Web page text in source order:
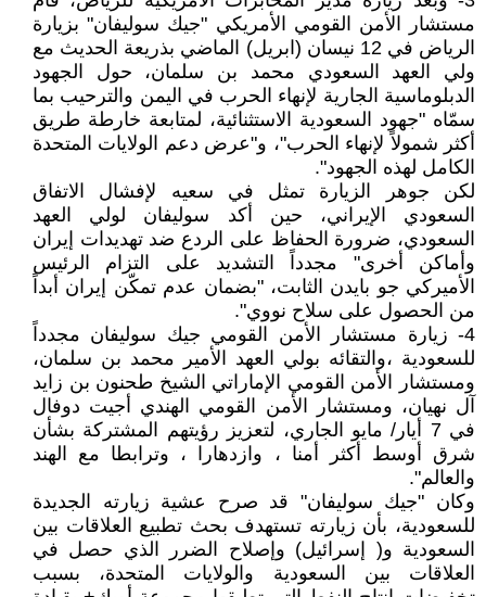
مستشار الأمن القومي الأمريكي "جيك سوليفان" بزيارة
الرياض في 12 نيسان (ابريل) الماضي بذريعة الحديث مع
ولي العهد السعودي محمد بن سلمان، حول الجهود
الدبلوماسية الجارية لإنهاء الحرب في اليمن والترحيب بما
سمّاه "جهود السعودية الاستثنائية، لمتابعة خارطة طريق
أكثر شمولاً لإنهاء الحرب"، و"عرض دعم الولايات المتحدة
الكامل لهذه الجهود".
لكن جوهر الزيارة تمثل في سعيه لإفشال الاتفاق
السعودي الإيراني، حين أكد سوليفان لولي العهد
السعودي، ضرورة الحفاظ على الردع ضد تهديدات إيران
وأماكن أخرى" مجدداً التشديد على التزام الرئيس
الأميركي جو بايدن الثابت، "بضمان عدم تمكّن إيران أبداً
من الحصول على سلاح نووي".
4- زيارة مستشار الأمن القومي جيك سوليفان مجدداً
للسعودية ،والتقائه بولي العهد الأمير محمد بن سلمان،
ومستشار الأمن القومي الإماراتي الشيخ طحنون بن زايد
آل نهيان، ومستشار الأمن القومي الهندي أجيت دوفال
في 7 أيار/ مايو الجاري، لتعزيز رؤيتهم المشتركة بشأن
شرق أوسط أكثر أمنا ، وازدهارا ، وترابطا مع الهند
والعالم".
وكان "جيك سوليفان" قد صرح عشية زيارته الجديدة
للسعودية، بأن زيارته تستهدف بحث تطبيع العلاقات بين
السعودية و( إسرائيل) وإصلاح الضرر الذي حصل في
العلاقات بين السعودية والولايات المتحدة، بسبب